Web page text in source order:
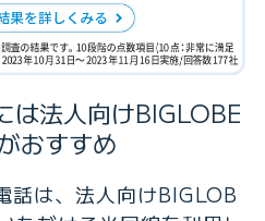
は法人向けBIGLOBE
おすすめ
話は、法人向けBIGLOB